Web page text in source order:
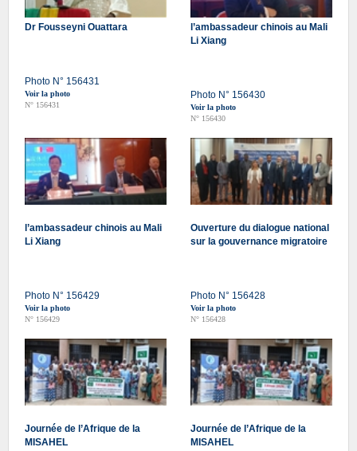
Dr Fousseyni Ouattara
Photo N° 156431
Voir la photo
N° 156431
l’ambassadeur chinois au Mali
Li Xiang
Photo N° 156430
Voir la photo
N° 156430
l’ambassadeur chinois au Mali
Li Xiang
Photo N° 156429
Voir la photo
N° 156429
Ouverture du dialogue national
sur la gouvernance migratoire
Photo N° 156428
Voir la photo
N° 156428
Journée de l’Afrique de la
MISAHEL
Journée de l’Afrique de la
MISAHEL